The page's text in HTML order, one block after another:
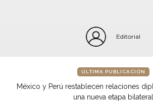
Editorial
ÚLTIMA PUBLICACIÓN
México y Perú restablecen relaciones
una nueva etapa bilateral